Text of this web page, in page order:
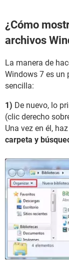
¿Cómo
archivos
La manera de
Windows 7 es un
sencilla:
1) De nuevo, lo
(clic derecho
Una vez en él,
carpeta y